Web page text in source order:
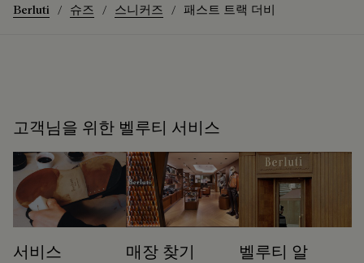
Berluti 슈즈 스니커즈 패스트 트랙 더비
고객님을 위한 벨루티 서비스
서비스 매장 찾기
벨루티 알